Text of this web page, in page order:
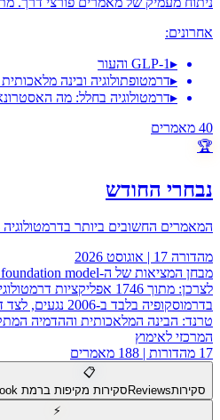
אחרונים:
▸GLP-1 והעור
▸דרמטופתולוגיה ובינה מלאכותית 2026: כשהמיקרוסקופ פוגש למידה עמוקה
▸דרמטולוגיה בחלל: מה
40 מאמרים
🏆
נבחרי החודש
המאמרים החשובים ביותר בדרמטולוגיה -
מהדורה 17
| אוגוסט 2026
מבחן המציאות של ה-AI: foundation model עוקף רופאים צעירים (72.2% מול 68.2%) ומשתווה לבעלי 3-10 שנות ניסיון, אך נופל ממומחים ותיקים (74.2%), ו-CNN מהדור הראשון נחות מכולם (56.7%)
לצרכן: מתוך 1746 אפליקציות דרמטולוגיה ב-44 מדינות אירופה רק 2% מסומנות CE, 10% מצהירות על GDPR, ו-5 בלבד עברו RCT
בדרמוסקופיה בלבד ב-2006 נגעים, לצד דרמוסקופיה ללא מגע וממרחק
טרנד: הבינה המלאכותית וההדמיה
המרכזי לאימוץ
17 מהדורות | 188 מאמרים
📋
סקירותReviews סקירות מקיפות ברמת textbook
⚡